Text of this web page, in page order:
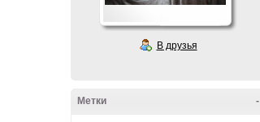
В друзья
-
Метки